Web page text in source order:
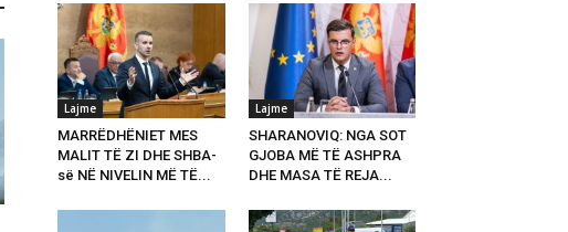
Lajme
MARRËDHËNIET MES
MALIT TË ZI DHE SHBA-
së NË NIVELIN MË TË...
Lajme
SHARANOVIQ: NGA SOT
GJOBA MË TË ASHPRA
DHE MASA TË REJA...